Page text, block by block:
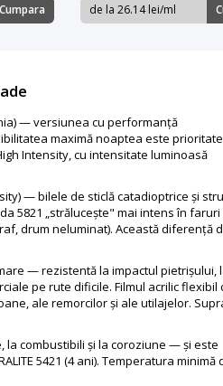
Cumpara de la 26.14 lei/ml
— versiunea cu performanță
maximă noaptea este
Intensity, cu intensitate luminoasă
— bilele de sticlă catadioptrice și
5821 „strălucește" mai intens în
drum neluminat). Această diferență
— rezistentă la impactul pietrișului,
pe rute dificile. Filmul acrilic flexibil
ale remorcilor și ale utilajelor.
combustibili și la coroziune — și este
5421 (4 ani). Temperatura minimă